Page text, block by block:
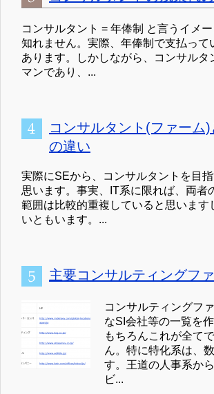
コンサルタント = 年俸制 と言うイメ
知れません。実際、年俸制で支払って
あります。しかしながら、コンサルタ
マンであり、...
コンサルタント(ファーム
の違い
実際にSEから、コンサルタントを目
思います。事実、IT系に限れば、両者
範囲は比較的重複していると思います
いともいます。...
主要コンサルティングフ
コンサルティングフ
なSI会社等の一覧を作
もちろんこれが全て
ん。特に特化系は、
す。王道の人事系か
ビ...